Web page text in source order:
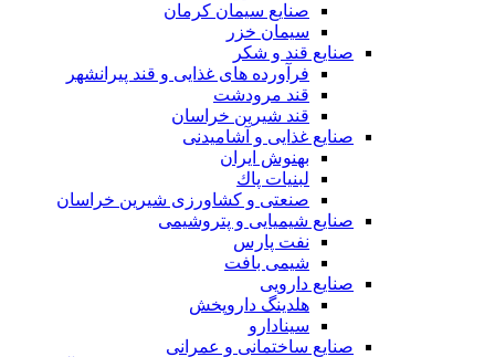
صنایع سیمان کرمان
سیمان خزر
صنایع قند و شکر
فرآورده های غذایی و قند پیرانشهر
قند مرودشت
قند شیرین خراسان
صنایع غذايی و آشاميدنی
بهنوش ایران
لبنيات پاك
صنعتی و کشاورزی شیرین خراسان
صنایع شیمیایی و پتروشیمی
نفت پارس
شیمی بافت
صنایع دارویی
هلدینگ داروپخش
سینادارو
صنایع ساختمانی و عمرانی